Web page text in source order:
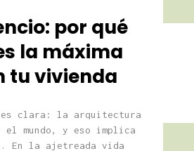
por qué
la máxima
tu vivienda
es clara: la arquitectura
mundo, y eso implica
En la ajetreada vida